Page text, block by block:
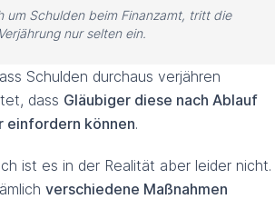
um Schulden beim Finanzamt, tritt die
Verjährung nur selten ein.
Schulden durchaus verjähren
dass Gläubiger diese nach Ablauf
einfordern können.
ist es in der Realität aber leider nicht.
verschiedene Maßnahmen